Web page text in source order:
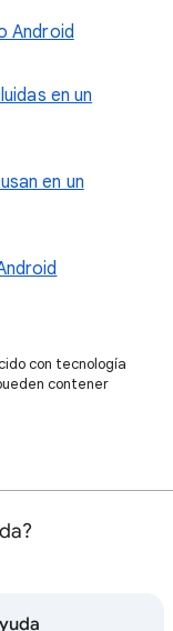
Android
en un
en un
con tecnología
contener